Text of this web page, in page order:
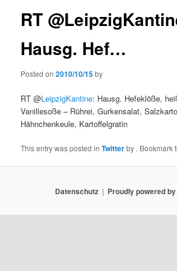
RT
Hausg. Hef…
Posted on2010/10/15by
RT @LeipzigKantine: Hausg. Hefeklöße,
Vanillesoße – Rührei, Gurkensalat,
Hähnchenkeule, Kartoffelgratin
This entry was posted inTwitterby . Bookmark
Datenschutz Proudly powered